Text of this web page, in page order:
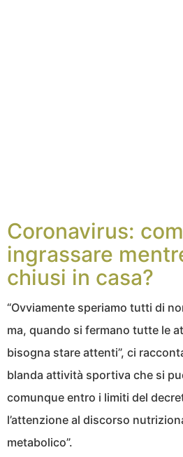
Coronavirus:
ingrassare
chiusi in casa?
“Ovviamente speriamo tutti di
ma, quando si fermano tutte le
bisogna stare attenti”, ci
blanda attività sportiva che si
comunque entro i limiti del
l’attenzione al discorso
metabolico”.